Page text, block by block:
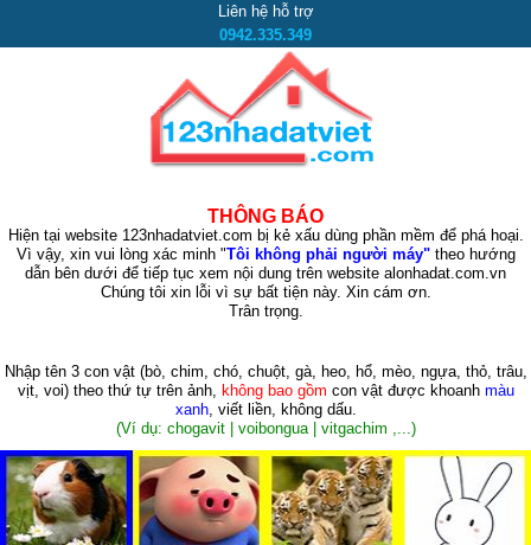
Liên hệ hỗ trợ
0942.335.349
THÔNG BÁO
Hiện tại website 123nhadatviet.com bị kẻ xấu dùng phần mềm để phá hoại.
Vì vậy, xin vui lòng xác minh "Tôi không phải người máy"theo hướng
dẫn bên dưới để tiếp tục xem nội dung trên website alonhadat.com.vn
Chúng tôi xin lỗi vì sự bất tiện này. Xin cám ơn.
Trân trọng.
Nhập tên 3 con vật (bò, chim, chó, chuột, gà, heo, hổ, mèo, ngựa, thỏ, trâu,
vịt, voi)theo thứ tự trên ảnh, không bao gồm con vật được khoanh màu
xanh, viết liền, không dấu.
(Ví dụ: chogavit | voibongua | vitgachim ,...)